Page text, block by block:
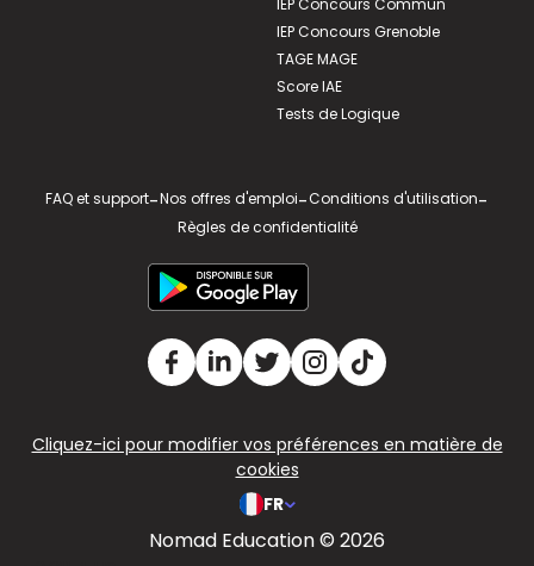
IEP Concours Grenoble
TAGE MAGE
Score IAE
Tests de Logique
FAQ et support-Nos offres d'emploi-Conditions d'utilisation-
Règles de confidentialité
Cliquez-ici pour modifier vos préférences en matière de
cookies
FR
Nomad Education © 2026